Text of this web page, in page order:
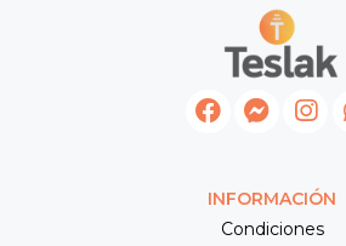
INFORMACIÓN
Condiciones